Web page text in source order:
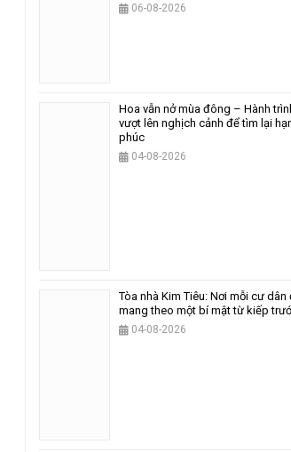
06-08-2026
Hoa vẫn nở mùa đông – Hành
vượt lên nghịch cảnh để tìm lại
phúc
04-08-2026
Tòa nhà Kim Tiêu: Nơi mỗi cư dân
mang theo một bí mật từ kiếp
04-08-2026